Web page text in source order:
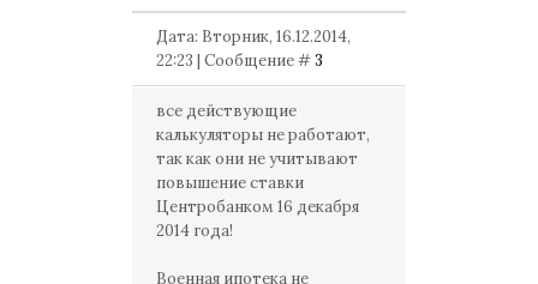
Дата: Вторник, 16.12.2014,
22:23 | Сообщение #3
все действующие
калькуляторы не работают,
так как они не учитывают
повышение ставки
Центробанком 16 декабря
2014 года!
Военная ипотека не